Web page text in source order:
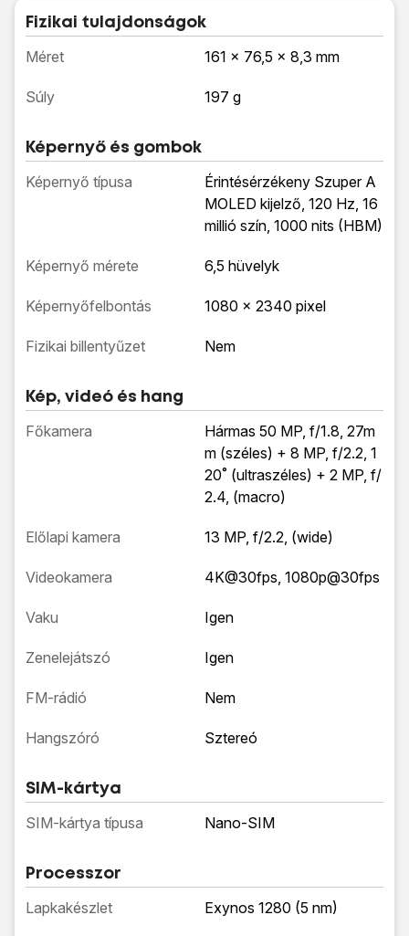
Fizikai tulajdonságok
Méret 161 x 76,5 x 8,3 mm
Súly 197 g
Képernyő és gombok
Képernyő típusa
Érintésérzékeny Szuper A
MOLED kijelző, 120 Hz, 16
millió szín, 1000 nits (HBM)
Képernyő mérete 6,5 hüvelyk
Képernyőfelbontás 1080 x 2340 pixel
Fizikai billentyűzet Nem
Kép, videó és hang
Főkamera
Hármas 50 MP, f/1.8, 27m
m (széles) + 8 MP, f/2.2, 1
20˚ (ultraszéles) + 2 MP, f/
2.4, (macro)
Előlapi kamera 13 MP, f/2.2, (wide)
Videokamera 4K@30fps, 1080p@30fps
Vaku Igen
Zenelejátszó Igen
FM-rádió Nem
Hangszóró Sztereó
SIM-kártya
SIM-kártya típusa Nano-SIM
Processzor
Lapkakészlet Exynos 1280 (5 nm)